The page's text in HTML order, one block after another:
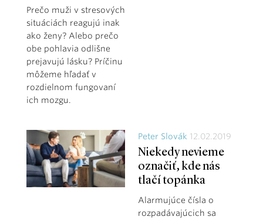
Prečo muži v stresových
situáciách reagujú inak
ako ženy? Alebo prečo
obe pohlavia odlišne
prejavujú lásku? Príčinu
môžeme hľadať v
rozdielnom fungovaní
ich mozgu.
Peter Slovák 12.02.2019
Niekedy nevieme
označiť, kde nás
tlačí topánka
Alarmujúce čísla o
rozpadávajúcich sa